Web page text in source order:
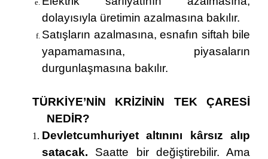
dolayısıyla üretimin azalmasına bakılır.
Satışların azalmasına, esnafın siftah bile
yapamamasına, piyasaların
durgunlaşmasına bakılır.
TÜRKİYE’NİN KRİZİNİN TEK ÇARESİ
NEDİR?
Devletcumhuriyet altınını kârsız alıp
satacak. Saatte bir değiştirebilir. Ama